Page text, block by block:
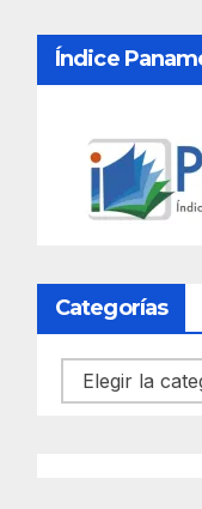
Índice
Categorías
Categorías